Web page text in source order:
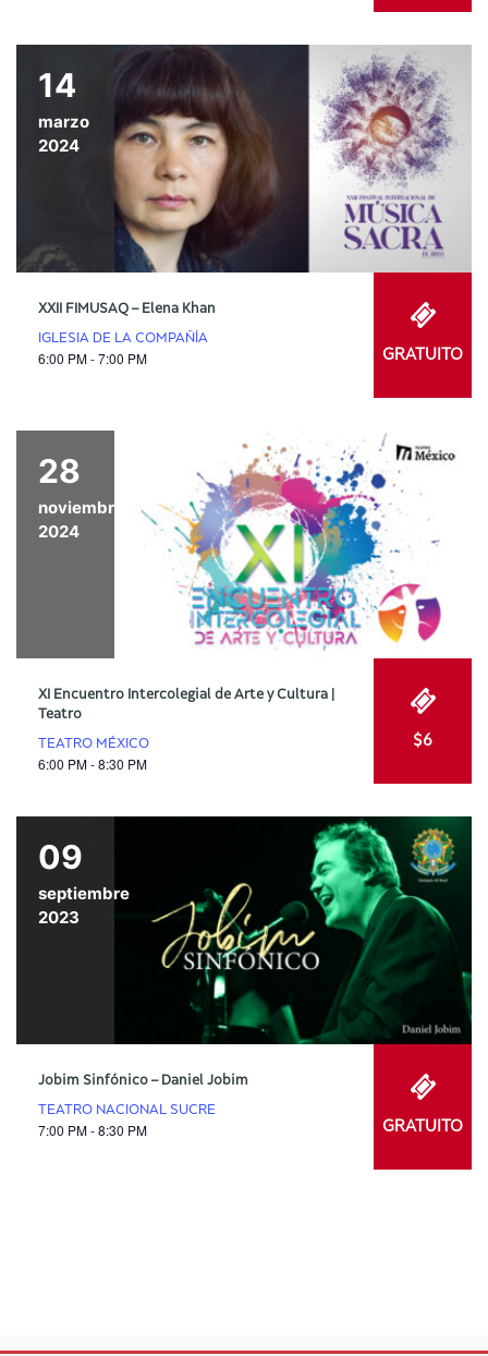
14
marzo
2024
XXII FIMUSAQ – Elena Khan
IGLESIA DE LA COMPAÑÍA
6:00 PM - 7:00 PM GRATUITO
28
noviembre
2024
XI Encuentro Intercolegial de Arte y Cultura |
Teatro
TEATRO MÉXICO
6:00 PM - 8:30 PM
$6
09
septiembre
2023
Jobim Sinfónico – Daniel Jobim
TEATRO NACIONAL SUCRE
7:00 PM - 8:30 PM GRATUITO